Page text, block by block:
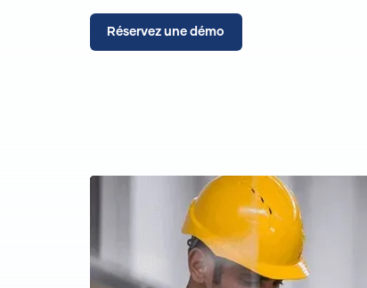
Réservez une démo